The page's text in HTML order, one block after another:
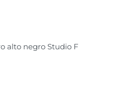
alto negro Studio F